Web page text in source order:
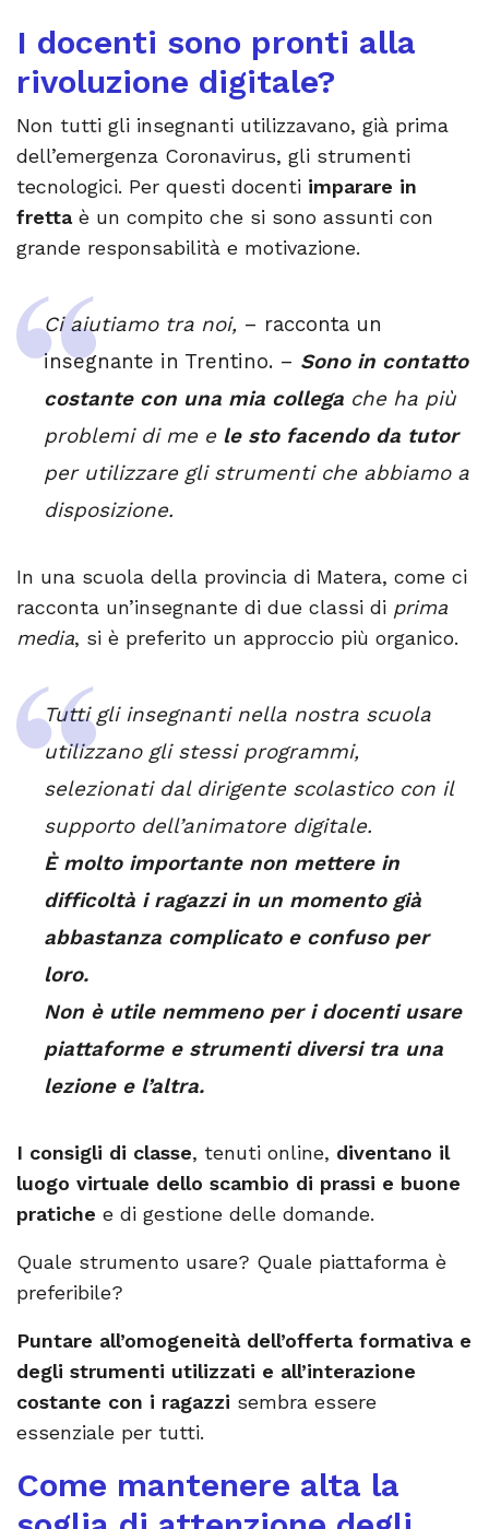
I docenti sono pronti alla
rivoluzione digitale?
Non tutti gli insegnanti utilizzavano, già prima
dell’emergenza Coronavirus, gli strumenti
tecnologici. Per questi docenti imparare in
fretta è un compito che si sono assunti con
grande responsabilità e motivazione.
Ci aiutiamo tra noi, – racconta un
insegnante in Trentino. – Sono in contatto
costante con una mia collega che ha più
problemi di me e le sto facendo da tutor
per utilizzare gli strumenti che abbiamo a
disposizione.
In una scuola della provincia di Matera, come ci
racconta un’insegnante di due classi di prima
media, si è preferito un approccio più organico.
Tutti gli insegnanti nella nostra scuola
utilizzano gli stessi programmi,
selezionati dal dirigente scolastico con il
supporto dell’animatore digitale.
È molto importante non mettere in
difficoltà i ragazzi in un momento già
abbastanza complicato e confuso per
loro.
Non è utile nemmeno per i docenti usare
piattaforme e strumenti diversi tra una
lezione e l’altra.
I consigli di classe, tenuti online, diventano il
luogo virtuale dello scambio di prassi e buone
pratiche e di gestione delle domande.
Quale strumento usare? Quale piattaforma è
preferibile?
Puntare all’omogeneità dell’offerta formativa e
degli strumenti utilizzati e all’interazione
costante con i ragazzi sembra essere
essenziale per tutti.
Come mantenere alta la